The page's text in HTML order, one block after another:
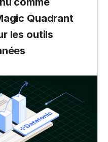
Quadrant
les outils